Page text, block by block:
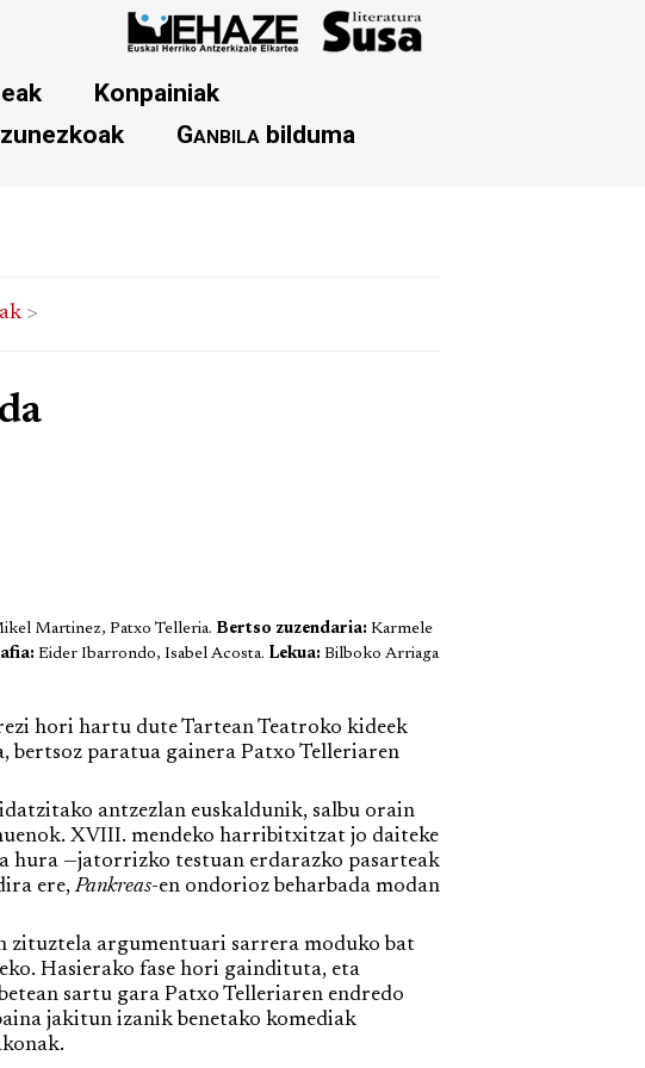
Konpainiak
Ganbila bilduma
>
Martinez, Patxo Telleria. Bertso zuzendaria: Karmele
Eider Ibarrondo, Isabel Acosta. Lekua: Bilboko Arriaga
hori hartu dute Tartean Teatroko kideek
bertsoz paratua gainera Patxo Telleriaren
antzezlan euskaldunik, salbu orain
XVIII. mendeko harribitxitzat jo daiteke
hura —jatorrizko testuan erdarazko pasarteak
ere,Pankreas-en ondorioz beharbada modan
argumentuari sarrera moduko bat
Hasierako fase hori gaindituta, eta
sartu gara Patxo Telleriaren endredo
jakitun izanik benetako komediak